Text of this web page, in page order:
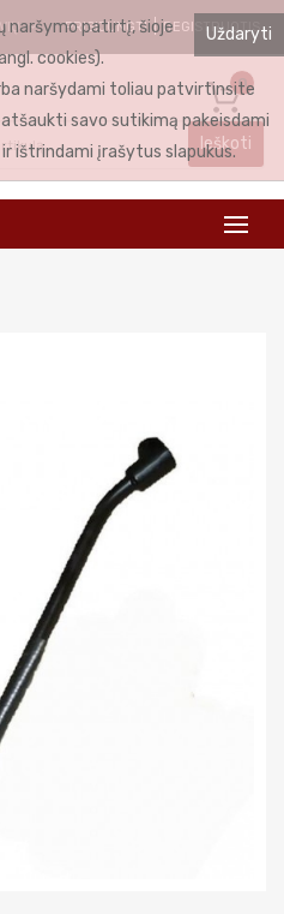
PRISIJUNGTI REGISTRUOTIS
0
Ieškoti
Uždaryti
naršymo patirtį, šioje
cookies).
naršydami toliau patvirtinsite
savo sutikimą pakeisdami
ištrindami įrašytus slapukus.